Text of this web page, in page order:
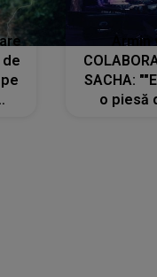
de
SACHA:
o piesă